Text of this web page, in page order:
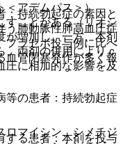
＜アデムパス＞）
すことがある（リオシ
が増加し、一方、本剤
、両剤の併用によりｃ
圧に相加的な影響を及
マイシン、シメチジ
持続勃起症の素因と
う肺動脈性肺高血圧症
プラセボ投与例に比べ
血管閉塞発作が多く報
の患者：持続勃起症
る患者：本剤を投与